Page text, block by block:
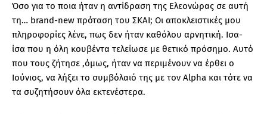
Όσο για το ποια ήταν η αντίδραση της Ελεονώρας σε αυτή
τη… brand-new πρόταση του ΣΚΑΙ; Οι αποκλειστικές μου
πληροφορίες λένε, πως δεν ήταν καθόλου αρνητική. Ισα-
ίσα που η όλη κουβέντα τελείωσε με θετικό πρόσημο. Αυτό
που τους ζήτησε ,όμως, ήταν να περιμένουν να έρθει ο
Ιούνιος, να λήξει το συμβόλαιό της με τον Alpha και τότε να
τα συζητήσουν όλα εκτενέστερα.